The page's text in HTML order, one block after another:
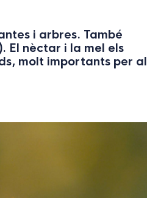
i arbres. També
El nèctar i la mel els
molt importants per al